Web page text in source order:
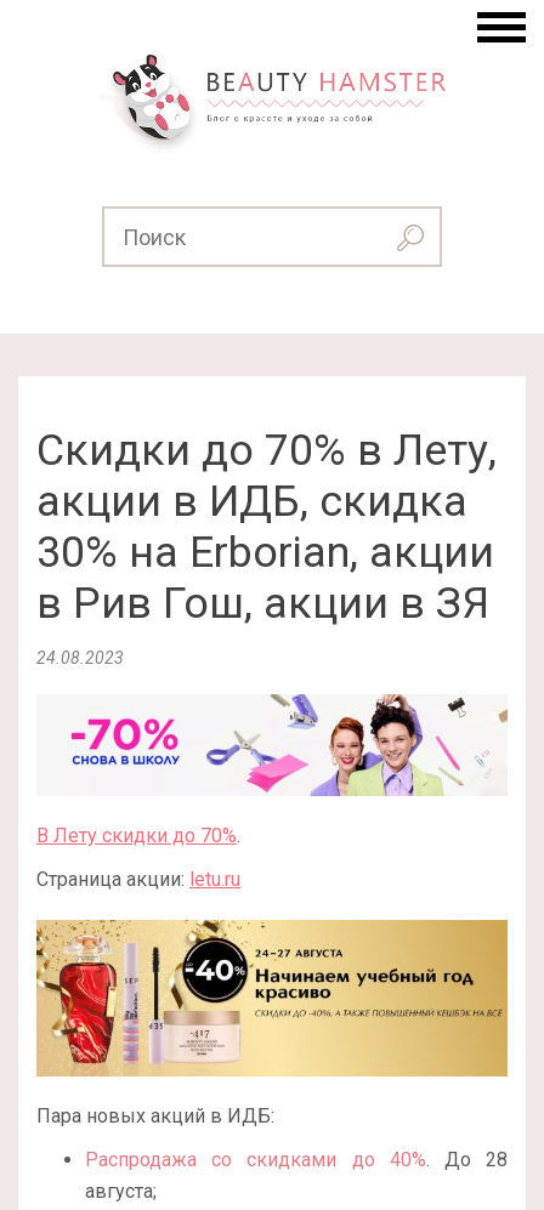
Скидки до 70% в Лету,
акции в ИДБ, скидка
30% на Erborian, акции
в Рив Гош, акции в ЗЯ
24.08.2023
В Лету скидки до 70%.
Страница акции: letu.ru
Пара новых акций в ИДБ:
Распродажа со скидками до 40%. До 28
августа;